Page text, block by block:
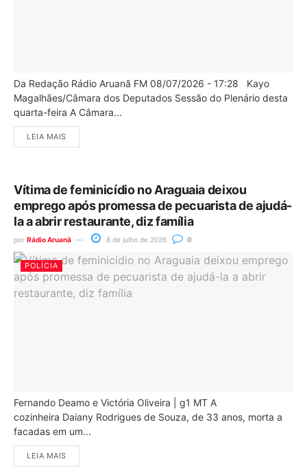
Da Redação Rádio Aruanã FM 08/07/2026 - 17:28 Kayo
Magalhães/Câmara dos Deputados Sessão do Plenário desta
quarta-feira A Câmara...
LEIA MAIS
Vítima de feminicídio no Araguaia deixou
emprego após promessa de pecuarista de ajudá-
la a abrir restaurante, diz família
por Rádio Aruanã 8 de julho de 2026 0
POLÍCIA
Fernando Deamo e Victória Oliveira | g1 MT A
cozinheira Daiany Rodrigues de Souza, de 33 anos, morta a
facadas em um...
LEIA MAIS